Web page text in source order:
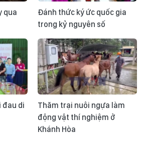
qua
Đánh thức ký ức quốc gia
trong kỷ nguyên số
đau di
Thăm trại nuôi ngựa làm
động vật thí nghiệm ở
Khánh Hòa